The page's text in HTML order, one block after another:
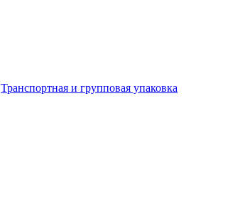
Транспортная и групповая упаковка